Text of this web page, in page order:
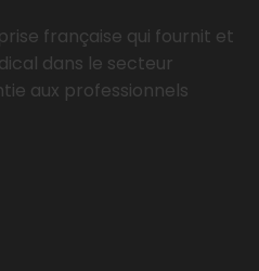
française qui fournit et
dans le secteur
aux professionnels